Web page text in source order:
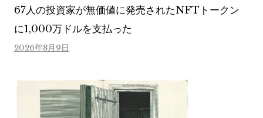
67人の投資家が無価値に発売されたNFTトークン
に1,000万ドルを支払った
2026年8月9日